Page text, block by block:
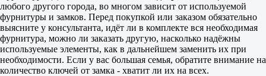
любого другого города, во многом зависит от используемой
фурнитуры и замков. Перед покупкой или заказом обязательно
выясните у консультанта, идёт ли в комплекте вся необходимая
фурнитура, можно ли заказать другую, насколько надёжны
используемые элементы, как в дальнейшем заменить их при
необходимости. Если у вас большая семья, обратите внимание на
количество ключей от замка - хватит ли их на всех.